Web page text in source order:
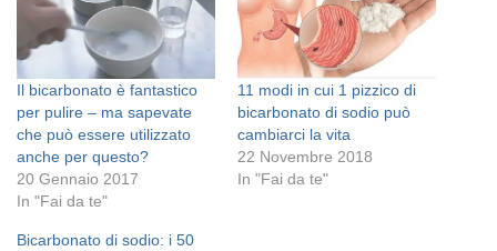
Il bicarbonato è fantastico
per pulire – ma sapevate
che può essere utilizzato
anche per questo?
20 Gennaio 2017
In "Fai da te"
11 modi in cui 1 pizzico di
bicarbonato di sodio può
cambiarci la vita
22 Novembre 2018
In "Fai da te"
Bicarbonato di sodio: i 50